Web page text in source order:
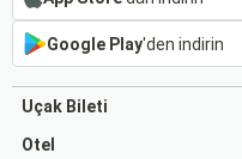
Google Play'den indirin
Uçak Bileti
Otel